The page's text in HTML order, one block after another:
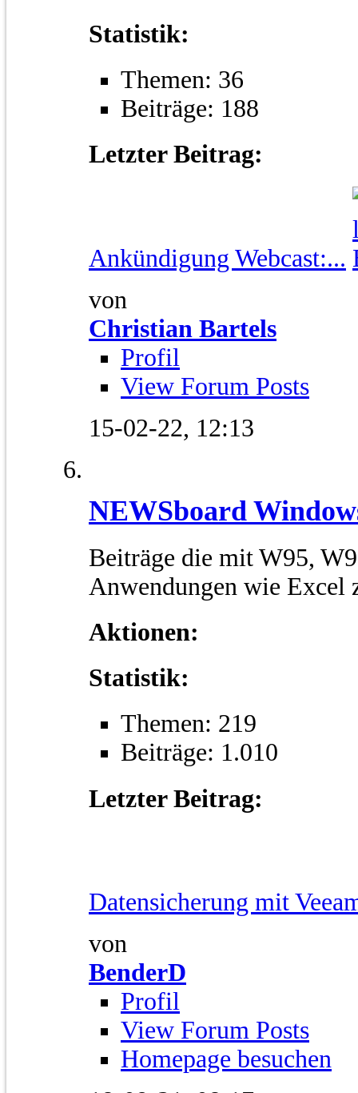
Statistik:
Themen: 36
Beiträge: 188
Letzter Beitrag:
Ankündigung Webcast:...
von
Christian Bartels
Profil
View Forum Posts
15-02-22, 12:13
NEWSboard
Beiträge die mit W95,
Anwendungen wie Excel
Aktionen:
Statistik:
Themen: 219
Beiträge: 1.010
Letzter Beitrag:
Datensicherung mit
von
BenderD
Profil
View Forum Posts
Homepage besuchen